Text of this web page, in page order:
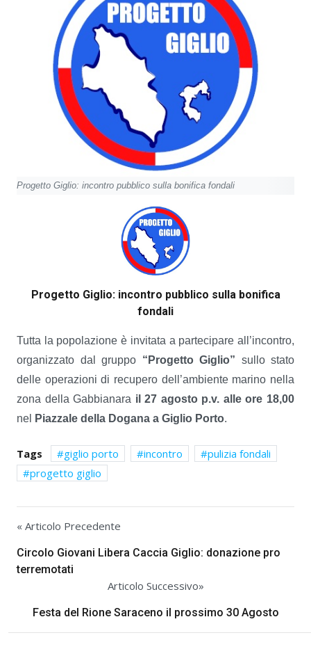
Progetto Giglio: incontro pubblico sulla bonifica fondali
Progetto Giglio: incontro pubblico sulla bonifica
fondali
Tutta la popolazione è invitata a partecipare all’incontro,
organizzato dal gruppo “Progetto Giglio” sullo stato
delle operazioni di recupero dell’ambiente marino nella
zona della Gabbianara il 27 agosto p.v. alle ore 18,00
nel
Piazzale della Dogana a Giglio Porto.
Tags giglio porto incontro
pulizia fondali
progetto giglio
« Articolo Precedente
Circolo Giovani Libera Caccia Giglio: donazione pro
terremotati
Articolo Successivo»
Festa del Rione Saraceno il prossimo 30 Agosto